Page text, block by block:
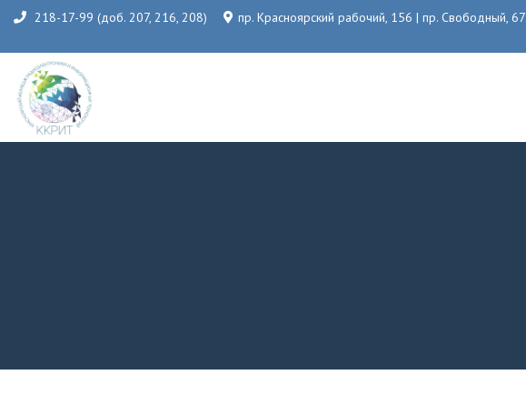
218-17-99 (доб. 207, 216, 208) пр. Красноярский рабочий, 156 | пр. Свободный, 67